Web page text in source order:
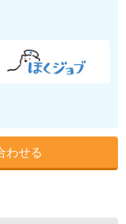
わせる